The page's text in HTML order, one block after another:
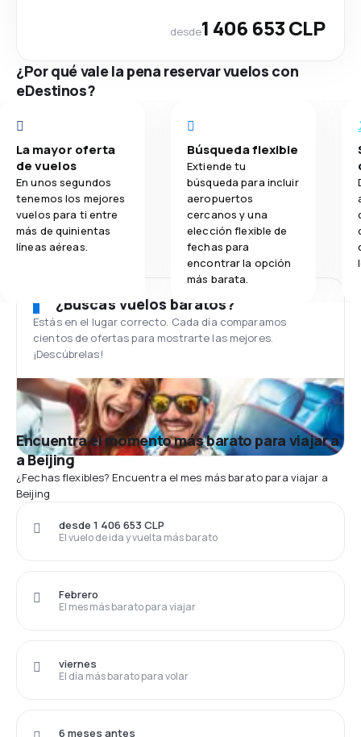
desde1 406 653 CLP
¿Por qué vale la pena reservar vuelos con
eDestinos?
La mayor oferta
de vuelos
En unos segundos
tenemos los mejores
vuelos para ti entre
más de quinientas
líneas aéreas.
Búsqueda flexible
Extiende tu
búsqueda para incluir
aeropuertos
cercanos y una
elección flexible de
fechas para
encontrar la opción
más barata.
¿Buscas vuelos baratos?
Estás en el lugar correcto. Cada día comparamos
cientos de ofertas para mostrarte las mejores.
¡Descúbrelas!
Encuentra el momento más barato para viajar a
a Beijing
¿Fechas flexibles? Encuentra el mes más barato para viajar a
Beijing
El vuelo de ida y vuelta más barato
desde 1 406 653 CLP
El mes más barato para viajar
Febrero
El día más barato para volar
viernes
6 meses antes